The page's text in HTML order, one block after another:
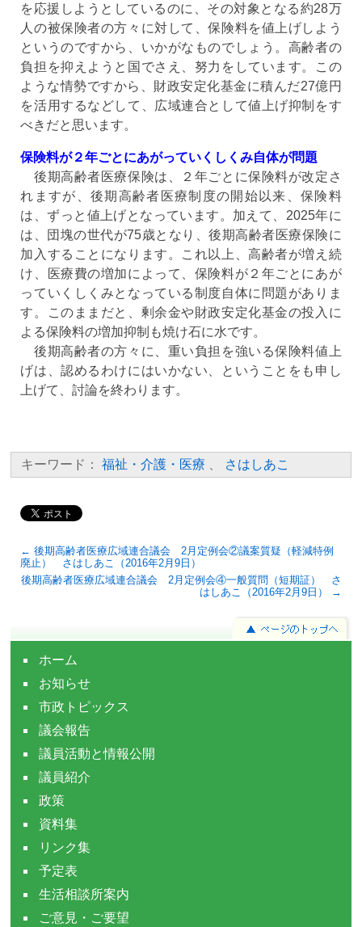
を応援しようとしているのに、その対象となる約28万
人の被保険者の方々に対して、保険料を値上げしよう
というのですから、いかがなものでしょう。高齢者の
負担を抑えようと国でさえ、努力をしています。この
ような情勢ですから、財政安定化基金に積んだ27億円
を活用するなどして、広域連合として値上げ抑制をす
べきだと思います。
保険料が２年ごとにあがっていくしくみ自体が問題
後期高齢者医療保険は、２年ごとに保険料が改定さ
れますが、後期高齢者医療制度の開始以来、保険料
は、ずっと値上げとなっています。加えて、2025年に
は、団塊の世代が75歳となり、後期高齢者医療保険に
加入することになります。これ以上、高齢者が増え続
け、医療費の増加によって、保険料が２年ごとにあが
っていくしくみとなっている制度自体に問題がありま
す。このままだと、剰余金や財政安定化基金の投入に
よる保険料の増加抑制も焼け石に水です。
後期高齢者の方々に、重い負担を強いる保険料値上
げは、認めるわけにはいかない、ということをも申し
上げて、討論を終わります。
キーワード： 福祉・介護・医療 さはしあこ
← 後期高齢者医療広域連合議会 2月定例会②議案質疑（軽減特例
廃止） さはしあこ（2016年2月9日）
後期高齢者医療広域連合議会 2月定例会④一般質問（短期証） さ
はしあこ（2016年2月9日） →
ホーム
お知らせ
市政トピックス
議会報告
議員活動と情報公開
議員紹介
政策
資料集
リンク集
予定表
生活相談所案内
ご意見・ご要望